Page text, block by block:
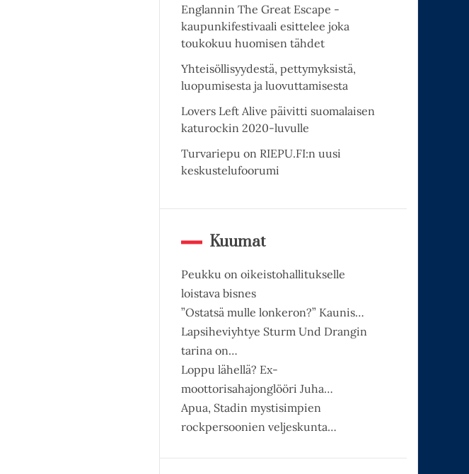
Englannin The Great Escape -
kaupunkifestivaali esittelee joka
toukokuu huomisen tähdet
Yhteisöllisyydestä, pettymyksistä,
luopumisesta ja luovuttamisesta
Lovers Left Alive päivitti suomalaisen
katurockin 2020-luvulle
Turvariepu on RIEPU.FI:n uusi
keskustelufoorumi
Kuumat
Peukku on oikeistohallitukselle
loistava bisnes
”Ostatsä mulle lonkeron?” Kaunis…
Lapsiheviyhtye Sturm Und Drangin
tarina on…
Loppu lähellä? Ex-
moottorisahajonglööri Juha…
Apua, Stadin mystisimpien
rockpersoonien veljeskunta…